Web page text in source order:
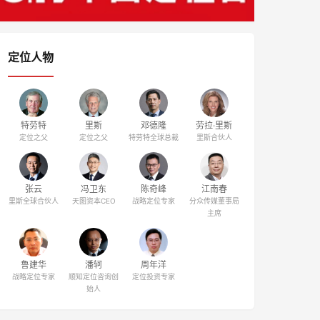
定位人物
特劳特
定位之父
里斯
定位之父
邓德隆
特劳特全球总裁
劳拉·里斯
里斯合伙人
张云
里斯全球合伙人
冯卫东
天图资本CEO
陈奇峰
战略定位专家
江南春
分众传媒董事局
主席
鲁建华
战略定位专家
潘轲
顺知定位咨询创
始人
周年洋
定位投资专家